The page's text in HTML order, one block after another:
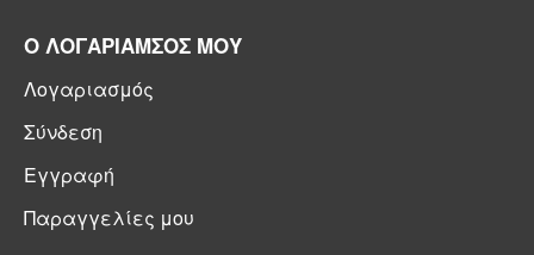
Ο ΛΟΓΑΡΙΑΜΣΟΣ ΜΟΥ
Λογαριασμός
Σύνδεση
Εγγραφή
Παραγγελίες μου